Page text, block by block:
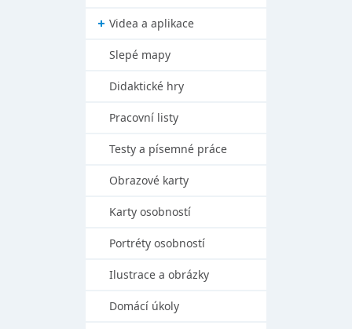
Videa a aplikace
Slepé mapy
Didaktické hry
Pracovní listy
Testy a písemné práce
Obrazové karty
Karty osobností
Portréty osobností
Ilustrace a obrázky
Domácí úkoly